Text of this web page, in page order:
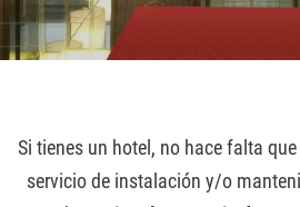
Si tienes un hotel, no hace falta
servicio de instalación y/o